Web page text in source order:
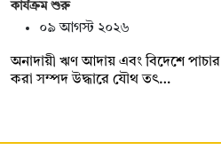
কার্যক্রম শুরু
০৯ আগস্ট ২০২৬
অনাদায়ী ঋণ আদায় এবং বিদেশে পাচার
করা সম্পদ উদ্ধারে যৌথ তৎ…